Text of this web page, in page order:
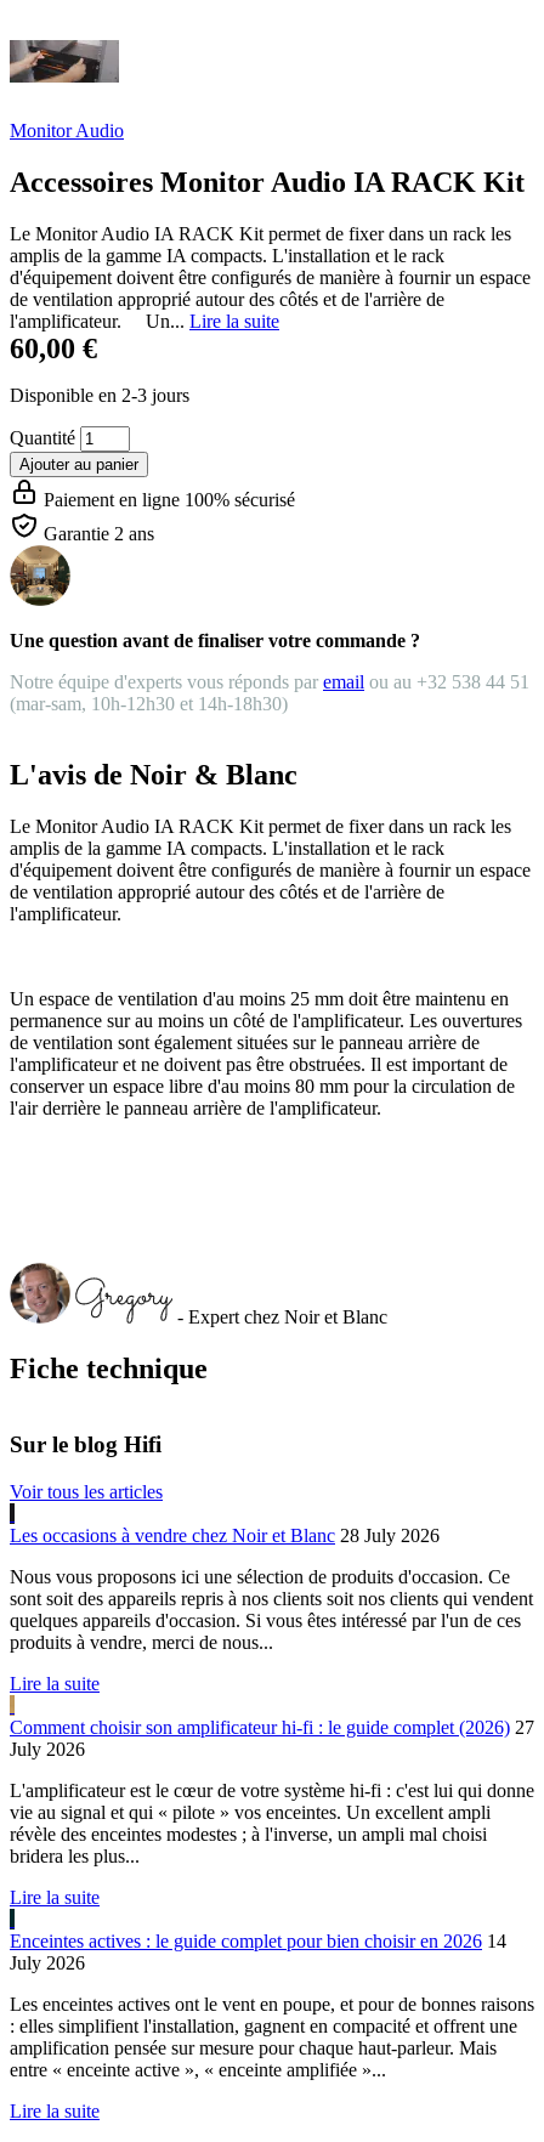
Monitor Audio
Accessoires Monitor Audio IA RACK Kit
Le Monitor Audio IA RACK Kit permet de fixer dans un rack les
amplis de la gamme IA compacts. L'installation et le rack
d'équipement doivent être configurés de manière à fournir un espace
de ventilation approprié autour des côtés et de l'arrière de
l'amplificateur. Un... Lire la suite
60,00 €
Disponible en 2-3 jours
Quantité
Ajouter au panier
Paiement en ligne 100% sécurisé
Garantie 2 ans
Une question avant de finaliser votre commande ?
Notre équipe d'experts vous réponds par email ou au +32 538 44 51
(mar-sam, 10h-12h30 et 14h-18h30)
Fiche technique
L'avis de Noir & Blanc
Le Monitor Audio IA RACK Kit permet de fixer dans un rack les
amplis de la gamme IA compacts. L'installation et le rack
d'équipement doivent être configurés de manière à fournir un espace
de ventilation approprié autour des côtés et de l'arrière de
l'amplificateur.
Un espace de ventilation d'au moins 25 mm doit être maintenu en
permanence sur au moins un côté de l'amplificateur. Les ouvertures
de ventilation sont également situées sur le panneau arrière de
l'amplificateur et ne doivent pas être obstruées. Il est important de
conserver un espace libre d'au moins 80 mm pour la circulation de
l'air derrière le panneau arrière de l'amplificateur.
- Expert chez Noir et Blanc
Sur le blog Hifi
Voir tous les articles
Les occasions à vendre chez Noir et Blanc 28 July 2026
Nous vous proposons ici une sélection de produits d'occasion. Ce
sont soit des appareils repris à nos clients soit nos clients qui vendent
quelques appareils d'occasion. Si vous êtes intéressé par l'un de ces
produits à vendre, merci de nous...
Lire la suite
Comment choisir son amplificateur hi-fi : le guide complet (2026) 27
July 2026
L'amplificateur est le cœur de votre système hi-fi : c'est lui qui donne
vie au signal et qui « pilote » vos enceintes. Un excellent ampli
révèle des enceintes modestes ; à l'inverse, un ampli mal choisi
bridera les plus...
Lire la suite
Enceintes actives : le guide complet pour bien choisir en 2026 14
July 2026
Les enceintes actives ont le vent en poupe, et pour de bonnes raisons
: elles simplifient l'installation, gagnent en compacité et offrent une
amplification pensée sur mesure pour chaque haut-parleur. Mais
entre « enceinte active », « enceinte amplifiée »...
Lire la suite